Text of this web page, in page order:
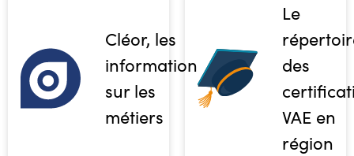
Cléor, les
informations
sur les
métiers
Le
des
VAE en
région